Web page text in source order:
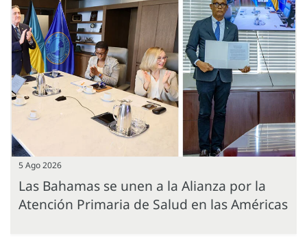
5 Ago 2026
Las Bahamas se unen a la Alianza por la
Atención Primaria de Salud en las Américas